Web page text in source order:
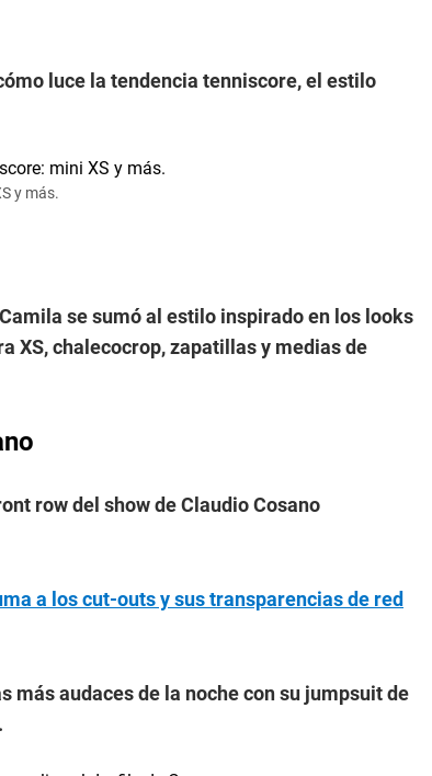
luce la tendencia tenniscore, el estilo
y más.
Camila se sumó al estilo inspirado en los looks
XS, chalecocrop, zapatillas y medias de
row del show de Claudio Cosano
a los cut-outs y sus transparencias de red
más audaces de la noche con su jumpsuit de